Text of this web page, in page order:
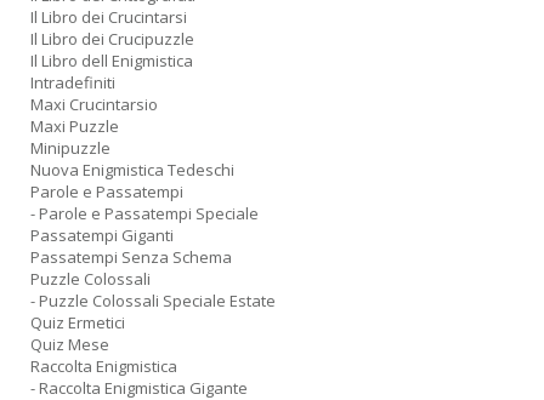
Il Libro dei Crucintarsi
Il Libro dei Crucipuzzle
Il Libro dell Enigmistica
Intradefiniti
Maxi Crucintarsio
Maxi Puzzle
Minipuzzle
Nuova Enigmistica Tedeschi
Parole e Passatempi
- Parole e Passatempi Speciale
Passatempi Giganti
Passatempi Senza Schema
Puzzle Colossali
- Puzzle Colossali Speciale Estate
Quiz Ermetici
Quiz Mese
Raccolta Enigmistica
- Raccolta Enigmistica Gigante